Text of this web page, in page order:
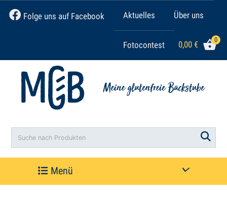
Folge uns auf Facebook Aktuelles Über uns
Fotocontest 0,00€ 0
Menü